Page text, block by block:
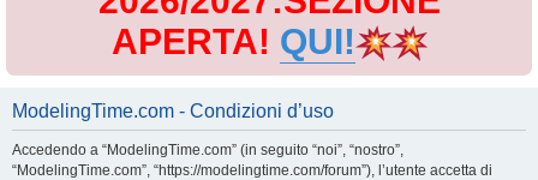
APERTA! QUI!
ModelingTime.com - Condizioni d’uso
Accedendo a “ModelingTime.com” (in seguito “noi”, “nostro”,
“ModelingTime.com”, “https://modelingtime.com/forum”), l’utente accetta di